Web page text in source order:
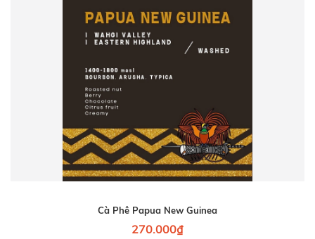
Cà Phê Papua New Guinea
270.000₫